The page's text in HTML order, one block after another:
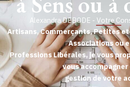
Alexandra DEBODE - Votre
Artisans, Commerçants, Petites
Associations ou
Professions Libérales, je vous
vous accompagner
gestion de votre